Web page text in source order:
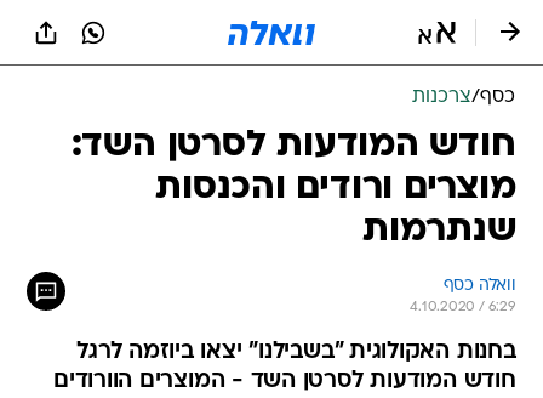
כסף/צרכנות
חודש המודעות לסרטן השד:
מוצרים ורודים והכנסות
שנתרמות
וואלה כסף
4.10.2020 / 6:29
בחנות האקולוגית "בשבילנו" יצאו ביוזמה לרגל
חודש המודעות לסרטן השד - המוצרים הוורודים